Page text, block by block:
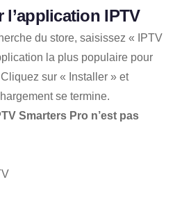
l’application IPTV
du store, saisissez « IPTV
la plus populaire pour
Cliquez sur « Installer » et
se termine.
Smarters Pro n’est pas